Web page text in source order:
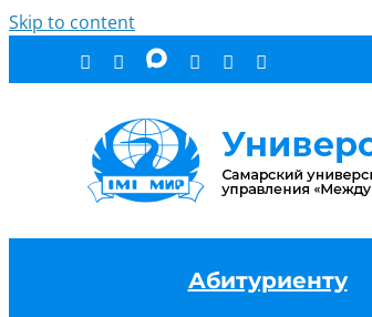
Skip to content
Абитуриенту